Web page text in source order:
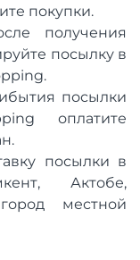
покупки.
получения
посылку в
посылки
оплатите
посылки в
Актобе,
местной